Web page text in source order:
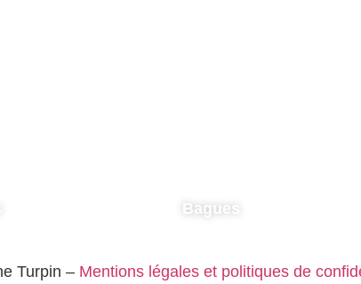
Bagues
Turpin – Mentions légales et politiques de